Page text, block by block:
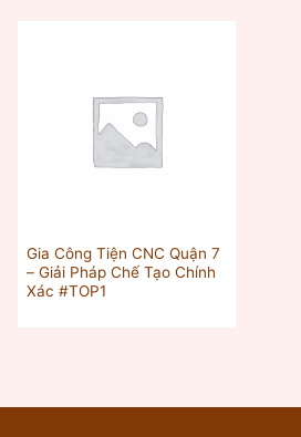
Gia Công Tiện CNC Quận 7
– Giải Pháp Chế Tạo Chính
Xác #TOP1